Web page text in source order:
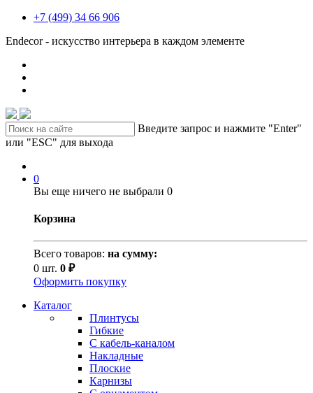
+7 (499) 34 66 906
Endecor - искусство интерьера в каждом элементе
Введите запрос и нажмите "Enter"
или "ESC" для выхода
0
Вы еще ничего не выбрали 0
Корзина
Всего товаров: на сумму:
0 шт. 0 ₽
Оформить покупку
Каталог
Плинтусы
Гибкие
C кабель-каналом
Накладные
Плоские
Карнизы